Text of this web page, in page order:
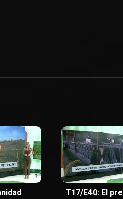
T17/E40: El